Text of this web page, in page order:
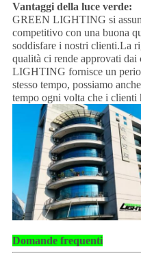
Vantaggi della luce verde:
GREEN LIGHTING si
competitivo con una buona
soddisfare i nostri clienti.La
qualità ci rende approvati
LIGHTING fornisce un
stesso tempo, possiamo
tempo ogni volta che i clienti
Domande frequenti